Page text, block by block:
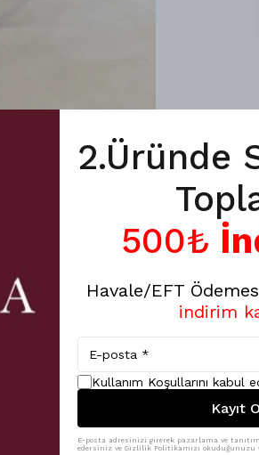
2.Üründe
500₺
Havale/EFT
indirim
Kullanım Koşullarını kabul
Kayıt
E-posta adresinizi girerek pazarlama ve
edersiniz ve Gizlilik Politikamızı okuduğunuzu